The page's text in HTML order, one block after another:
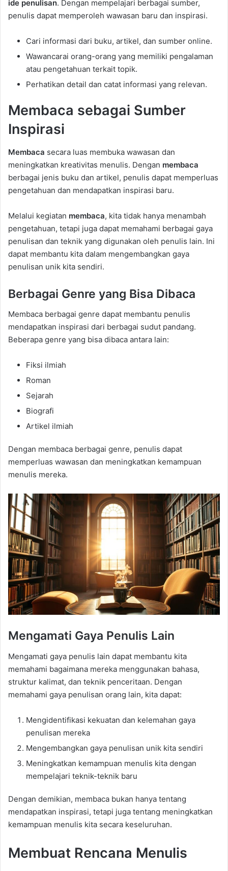
ide penulisan. Dengan mempelajari berbagai sumber,
penulis dapat memperoleh wawasan baru dan inspirasi.
Cari informasi dari buku, artikel, dan sumber online.
Wawancarai orang-orang yang memiliki pengalaman
atau pengetahuan terkait topik.
Perhatikan detail dan catat informasi yang relevan.
Membaca sebagai Sumber
Inspirasi
Membaca secara luas membuka wawasan dan
meningkatkan kreativitas menulis. Dengan membaca
berbagai jenis buku dan artikel, penulis dapat memperluas
pengetahuan dan mendapatkan inspirasi baru.
Melalui kegiatan membaca, kita tidak hanya menambah
pengetahuan, tetapi juga dapat memahami berbagai gaya
penulisan dan teknik yang digunakan oleh penulis lain. Ini
dapat membantu kita dalam mengembangkan gaya
penulisan unik kita sendiri.
Berbagai Genre yang Bisa Dibaca
Membaca berbagai genre dapat membantu penulis
mendapatkan inspirasi dari berbagai sudut pandang.
Beberapa genre yang bisa dibaca antara lain:
Fiksi ilmiah
Roman
Sejarah
Biografi
Artikel ilmiah
Dengan membaca berbagai genre, penulis dapat
memperluas wawasan dan meningkatkan kemampuan
menulis mereka.
Mengamati Gaya Penulis Lain
Mengamati gaya penulis lain dapat membantu kita
memahami bagaimana mereka menggunakan bahasa,
struktur kalimat, dan teknik penceritaan. Dengan
memahami gaya penulisan orang lain, kita dapat:
Mengidentifikasi kekuatan dan kelemahan gaya
penulisan mereka
Mengembangkan gaya penulisan unik kita sendiri
Meningkatkan kemampuan menulis kita dengan
mempelajari teknik-teknik baru
Dengan demikian, membaca bukan hanya tentang
mendapatkan inspirasi, tetapi juga tentang meningkatkan
kemampuan menulis kita secara keseluruhan.
Membuat Rencana Menulis